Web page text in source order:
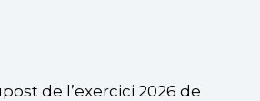
de l’exercici 2026 de